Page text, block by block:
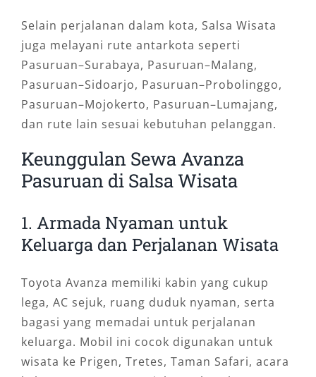
Selain perjalanan dalam kota, Salsa Wisata
juga melayani rute antarkota seperti
Pasuruan–Surabaya, Pasuruan–Malang,
Pasuruan–Sidoarjo, Pasuruan–Probolinggo,
Pasuruan–Mojokerto, Pasuruan–Lumajang,
dan rute lain sesuai kebutuhan pelanggan.
Keunggulan Sewa Avanza
Pasuruan di Salsa Wisata
1. Armada Nyaman untuk
Keluarga dan Perjalanan Wisata
Toyota Avanza memiliki kabin yang cukup
lega, AC sejuk, ruang duduk nyaman, serta
bagasi yang memadai untuk perjalanan
keluarga. Mobil ini cocok digunakan untuk
wisata ke Prigen, Tretes, Taman Safari, acara